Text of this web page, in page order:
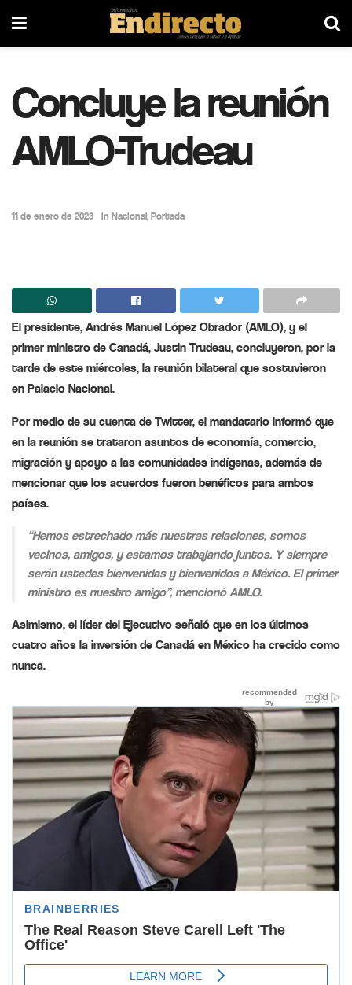
Concluye la reunión
AMLO-Trudeau
11 de enero de 2023 in Nacional, Portada
El presidente, Andrés Manuel López Obrador (AMLO), y el
primer ministro de Canadá, Justin Trudeau, concluyeron, por la
tarde de este miércoles, la reunión bilateral que sostuvieron
en Palacio Nacional.
Por medio de su cuenta de Twitter, el mandatario informó que
en la reunión se trataron asuntos de economía, comercio,
migración y apoyo a las comunidades indígenas, además de
mencionar que los acuerdos fueron benéficos para ambos
países.
“Hemos estrechado más nuestras relaciones, somos
vecinos, amigos, y estamos trabajando juntos. Y siempre
serán ustedes bienvenidas y bienvenidos a México. El primer
ministro es nuestro amigo”, mencionó AMLO.
Asimismo, el líder del Ejecutivo señaló que en los últimos
cuatro años la inversión de Canadá en México ha crecido como
nunca.